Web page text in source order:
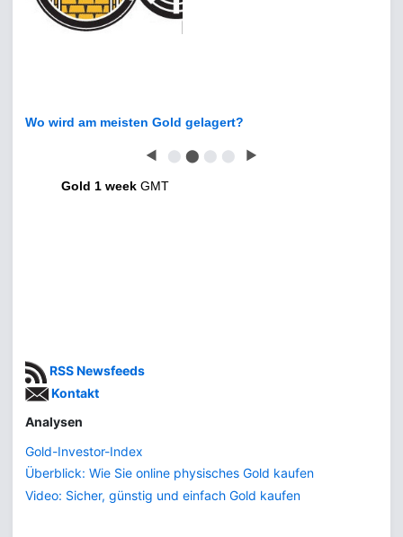
Wo wird am meisten Gold gelagert?
◀ ⬤ ⬤ ⬤ ⬤ ▶
Gold 1 week GMT
RSS Newsfeeds
Kontakt
Analysen
Gold-Investor-Index
Überblick: Wie Sie online physisches Gold kaufen
Video: Sicher, günstig und einfach Gold kaufen